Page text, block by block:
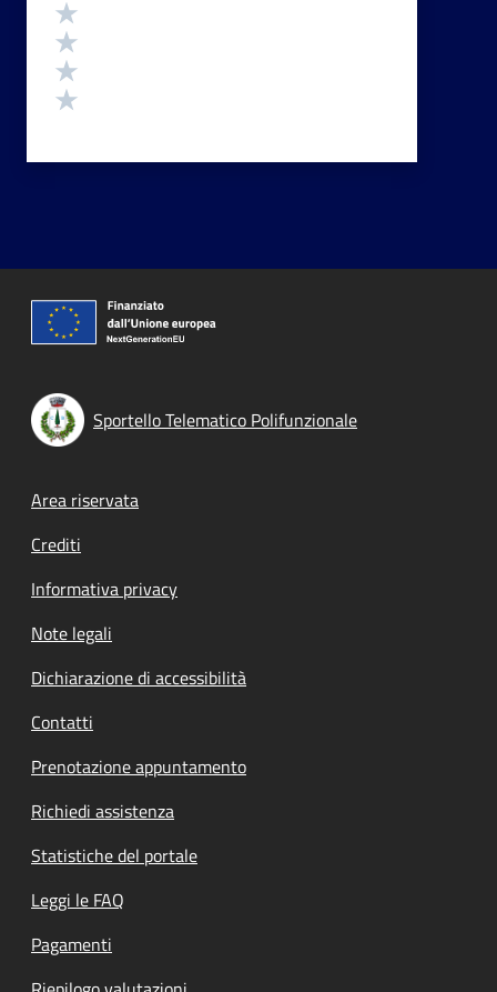
Sportello Telematico Polifunzionale
Footer menu
Area riservata
Crediti
Informativa privacy
Note legali
Dichiarazione di accessibilità
Contatti
Prenotazione appuntamento
Richiedi assistenza
Statistiche del portale
Leggi le FAQ
Pagamenti